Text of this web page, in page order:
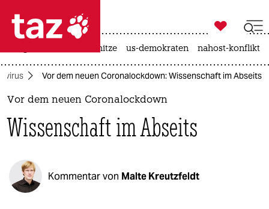
 taz zahl ich
taz zahl ich
politik
öko
gesellschaft

taz zahl ich
hitze us-demokraten nahost-konflikt
Vor dem neuen Coronalockdown: Wissenschaft im Abseits
Vor dem neuen Coronalockdown
Wissenschaft im Abseits
Kommentar von Malte Kreutzfeldt